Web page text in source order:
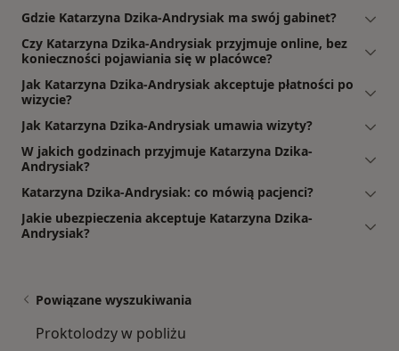
Gdzie Katarzyna Dzika-Andrysiak ma swój gabinet?
Czy Katarzyna Dzika-Andrysiak przyjmuje online, bez
konieczności pojawiania się w placówce?
Jak Katarzyna Dzika-Andrysiak akceptuje płatności po
wizycie?
Jak Katarzyna Dzika-Andrysiak umawia wizyty?
W jakich godzinach przyjmuje Katarzyna Dzika-
Andrysiak?
Katarzyna Dzika-Andrysiak: co mówią pacjenci?
Jakie ubezpieczenia akceptuje Katarzyna Dzika-
Andrysiak?
Powiązane wyszukiwania
Proktolodzy w pobliżu